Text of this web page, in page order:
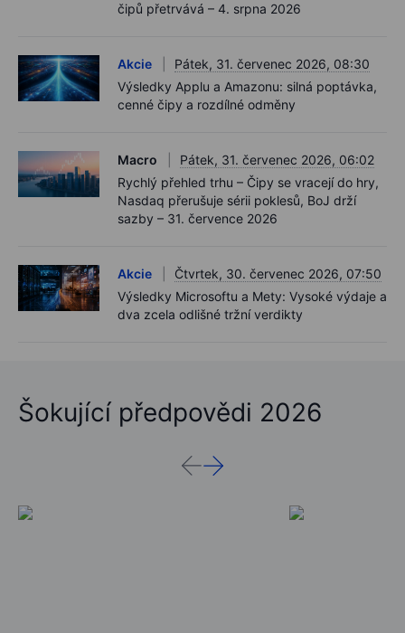
čipů přetrvává – 4. srpna 2026
Akcie
Pátek, 31. červenec 2026, 08:30
Výsledky Applu a Amazonu: silná poptávka,
cenné čipy a rozdílné odměny
Macro
Pátek, 31. červenec 2026, 06:02
Rychlý přehled trhu – Čipy se vracejí do hry,
Nasdaq přerušuje sérii poklesů, BoJ drží
sazby – 31. července 2026
Akcie
Čtvrtek, 30. červenec 2026, 07:50
Výsledky Microsoftu a Mety: Vysoké výdaje a
dva zcela odlišné tržní verdikty
Šokující předpovědi 2026